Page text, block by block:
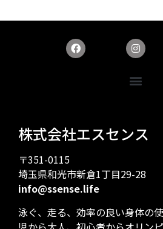
株式会社エスセンス
〒351-0115
埼玉県和光市新倉1丁目29-28
info@ssense.life
泳ぐ、走る、効率の良い身体の